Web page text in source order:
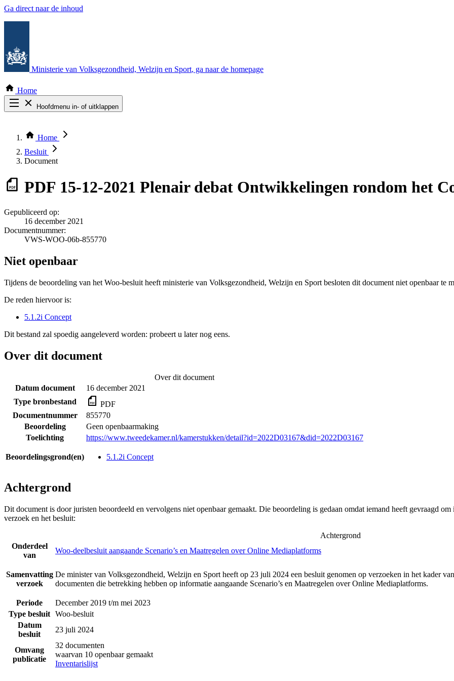
Ga direct naar de inhoud
Ministerie van Volksgezondheid, Welzijn en Sport, ga naar de homepage
Home
Hoofdmenu in- of uitklappen
Thema COVID-19
Bekijk per bestuursorgaan
Home
Besluit
Document
PDF 15-12-2021 Plenair debat Ontwikkelingen rondom het
Gepubliceerd op:
16 december 2021
Documentnummer:
VWS-WOO-06b-855770
Niet openbaar
Tijdens de beoordeling van het Woo-besluit heeft ministerie van Volksgezondheid, Welzijn en Sport besloten dit document niet openbaar te
De reden hiervoor is:
5.1.2i Concept
Dit bestand zal spoedig aangeleverd worden: probeert u later nog eens.
Over dit document
Over dit document
Datum document
16 december 2021
Type bronbestand
PDF
Documentnummer
855770
Beoordeling
Geen openbaarmaking
Toelichting
https://www.tweedekamer.nl/kamerstukken/detail?id=2022D03167&did=2022D03167
Beoordelingsgrond(en) 5.1.2i Concept
Achtergrond
Dit document is door juristen beoordeeld en vervolgens niet openbaar gemaakt. Die beoordeling is gedaan omdat iemand heeft gevraagd
verzoek en het besluit:
Achtergrond
Onderdeel
van
Woo-deelbesluit aangaande Scenario’s en Maatregelen over Online Mediaplatforms
Samenvatting
verzoek
De minister van Volksgezondheid, Welzijn en Sport heeft op 23 juli 2024 een besluit genomen op verzoeken in het kader
documenten die betrekking hebben op informatie aangaande Scenario’s en Maatregelen over Online Mediaplatforms.
Periode
December 2019 t/m mei 2023
Type besluit Woo-besluit
Datum
besluit
23 juli 2024
Omvang
publicatie
32 documenten
waarvan 10 openbaar gemaakt
Inventarislijst